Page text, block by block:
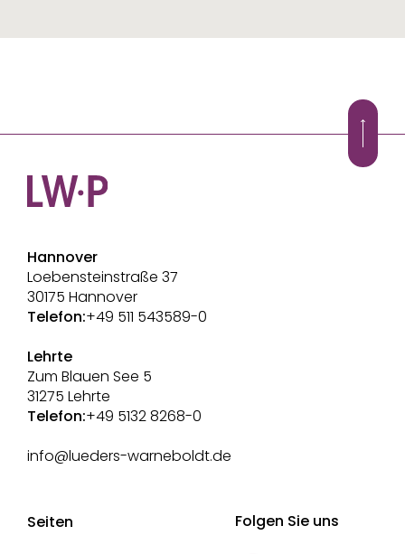
Hannover
Loebensteinstraße 37
30175 Hannover
Telefon:+49 511 543589-0
Lehrte
Zum Blauen See 5
31275 Lehrte
Telefon:+49 5132 8268-0
info@lueders-warneboldt.de
Seiten Folgen Sie uns